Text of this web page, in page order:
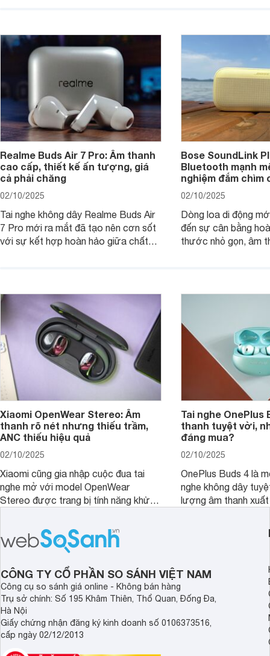
phẩm chất lượng cao, nhưng hướng
tới đối tượng khách hàng khác nhau.
Realme Buds Air 7 Pro: Âm thanh
cao cấp, thiết kế ấn tượng, giá
cả phải chăng
02/10/2025
Tai nghe không dây Realme Buds Air
7 Pro mới ra mắt đã tạo nên cơn sốt
với sự kết hợp hoàn hảo giữa chất
Bose SoundLink
Bluetooth mạnh
nghiệm đắm chìm
02/10/2025
Dòng loa di động
đến sự cân bằng
thước nhỏ gọn, âm
Xiaomi OpenWear Stereo: Âm
thanh rõ nét nhưng thiếu trầm,
ANC thiếu hiệu quả
02/10/2025
Xiaomi cũng gia nhập cuộc đua tai
nghe mở với model OpenWear
Stereo được trang bị tính năng khử
ồn của chiếc tai nghe Xiaomi này có
đủ sức thuyết phục người dùng?
Tai nghe OnePlus
thanh tuyệt vời,
đáng mua?
02/10/2025
OnePlus Buds 4 là
nghe không dây
lượng âm thanh
tiến. Tuy nhiên,
CÔNG TY CỔ PHẦN SO SÁNH VIỆT NAM
Công cụ so sánh giá online - Không bán hàng
Trụ sở chính: Số 195 Khâm Thiên, Thổ Quan, Đống Đa,
Hà Nội
Giấy chứng nhận đăng ký kinh doanh số 0106373516,
cấp ngày 02/12/2013